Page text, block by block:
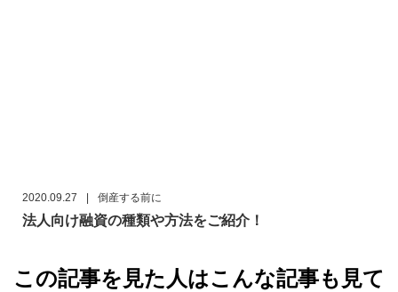
2020.09.27 | 倒産する前に
法人向け融資の種類や方法をご紹介！
この記事を見た人はこんな記事も見て